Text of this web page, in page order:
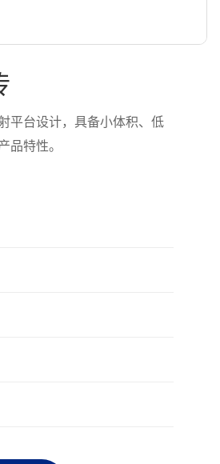
平台设计，具备小体积、低
品特性。